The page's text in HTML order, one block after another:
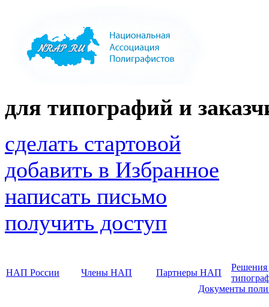
для типографий и
сделать стартовой
добавить в Избранное
написать письмо
получить доступ
НАП России Члены НАП Партнеры НАП
Решения
Документы